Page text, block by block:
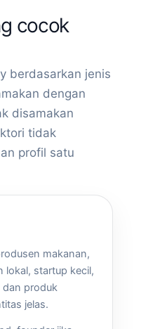
cocok
berdasarkan jenis
dengan
disamakan
tidak
profil satu
makanan,
lokal, startup kecil,
produk
jelas.